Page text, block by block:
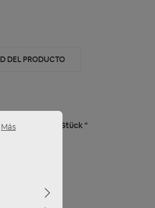
DEL PRODUCTO
Fahrzeuge 1 Stück "
Más